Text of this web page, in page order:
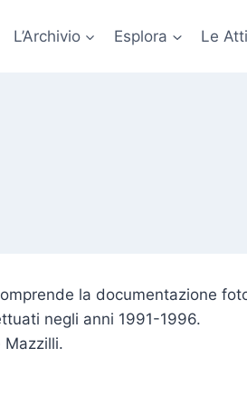
L’Archivio Esplora Le
la documentazione
negli anni 1991-1996.
Mazzilli.